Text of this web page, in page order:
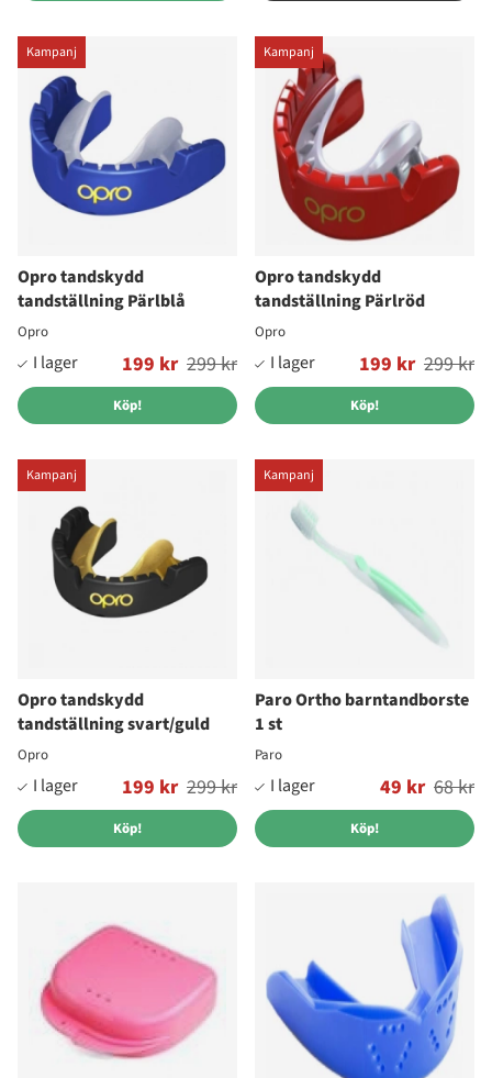
Kampanj
Opro tandskydd
tandställning Pärlblå
Opro
199 kr
Ordinarie pris: 299 kr
Köp!
Kampanj
Opro tandskydd
tandställning Pärlröd
Opro
199 kr
Ordinarie pris: 299 kr
Köp!
Kampanj
Opro tandskydd
tandställning svart/guld
Opro
199 kr
Ordinarie pris: 299 kr
Köp!
Kampanj
Paro Ortho barntandborste
1 st
Paro
49 kr
Ordinarie pris: 68 kr
Köp!